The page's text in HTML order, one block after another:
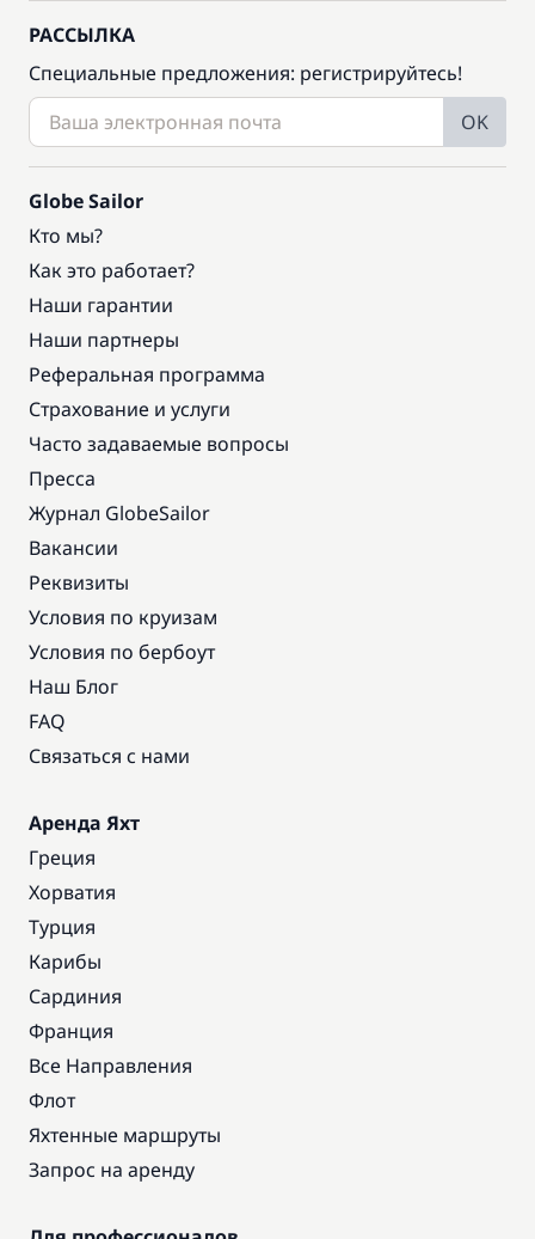
РАССЫЛКА
Специальные предложения: регистрируйтесь!
OK
Globe Sailor
Кто мы?
Как это работает?
Наши гарантии
Наши партнеры
Реферальная программа
Страхование и услуги
Часто задаваемые вопросы
Пресса
Журнал GlobeSailor
Вакансии
Реквизиты
Условия по круизам
Условия по бербоут
Наш Блог
FAQ
Связаться с нами
Аренда Яхт
Греция
Хорватия
Турция
Карибы
Сардиния
Франция
Все Направления
Флот
Яхтенные маршруты
Запрос на аренду